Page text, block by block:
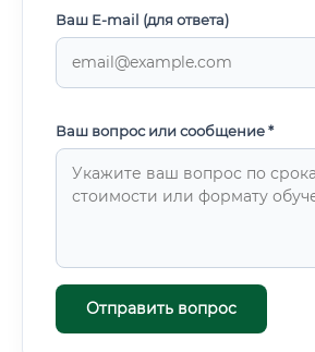
Ваш E-mail (для ответа)
Ваш вопрос или сообщение *
Отправить вопрос